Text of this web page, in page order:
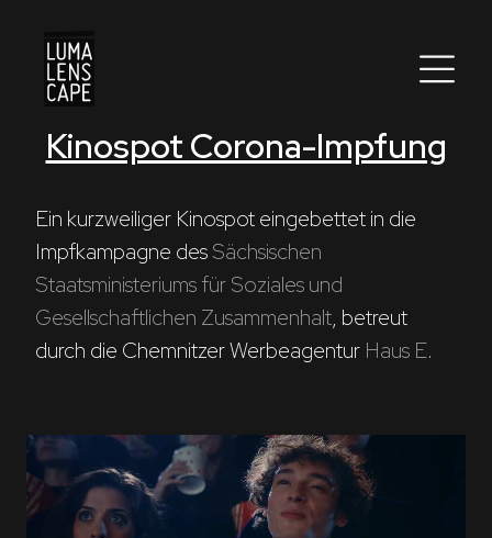
Corporate
Production / Services
About
Kinospot Corona-Impfung
Ein kurzweiliger Kinospot eingebettet in die
Impfkampagne des Sächsischen
Staatsministeriums für Soziales und
Gesellschaftlichen Zusammenhalt, betreut
durch die Chemnitzer Werbeagentur Haus E.